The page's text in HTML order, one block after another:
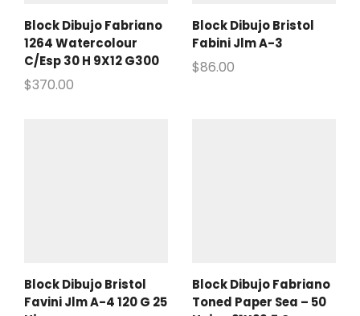
Block Dibujo Fabriano
1264 Watercolour
C/Esp 30 H 9X12 G300
$370.00
Block Dibujo Bristol
Fabini Jlm A-3
$86.00
Block Dibujo Bristol
Favini Jlm A-4 120 G 25
Block Dibujo Fabriano
Toned Paper Sea – 50